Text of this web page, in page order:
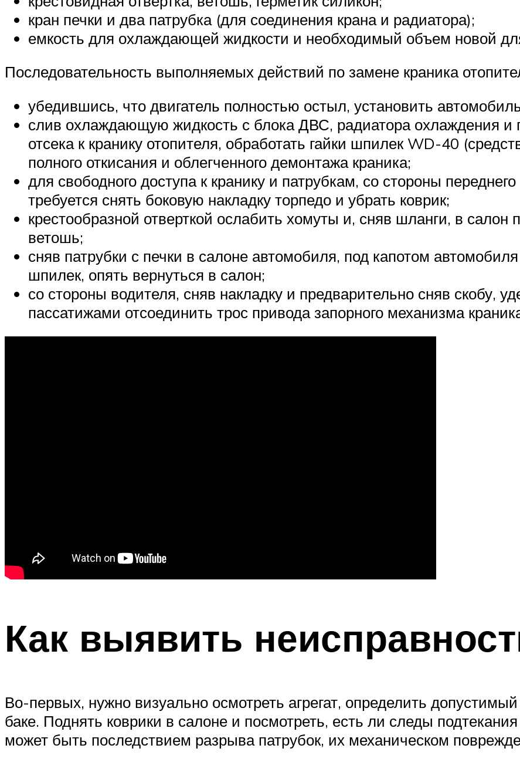
кран печки и два патрубка (для соединения крана и радиатора);
емкость для охлаждающей жидкости и необходимый объем новой
Последовательность выполняемых действий по замене краника
убедившись, что двигатель полностью остыл, установить
слив охлаждающую жидкость с блока ДВС, радиатора охлаждения и
отсека к кранику отопителя, обработать гайки шпилек WD-40
полного откисания и облегченного демонтажа краника;
для свободного доступа к кранику и патрубкам, со стороны
требуется снять боковую накладку торпедо и убрать коврик;
крестообразной отверткой ослабить хомуты и, сняв шланги, в
ветошь;
сняв патрубки с печки в салоне автомобиля, под капотом
шпилек, опять вернуться в салон;
со стороны водителя, сняв накладку и предварительно сняв скобу,
пассатижами отсоединить трос привода запорного механизма
Как выявить
Во-первых, нужно визуально осмотреть агрегат, определить
баке. Поднять коврики в салоне и посмотреть, есть ли следы
может быть последствием разрыва патрубок, их механическом